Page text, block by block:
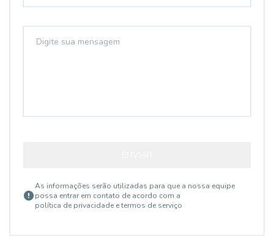
As informações serão utilizadas para que a nossa equipe
possa entrar em contato de acordo com a
política de privacidade e termos de serviço